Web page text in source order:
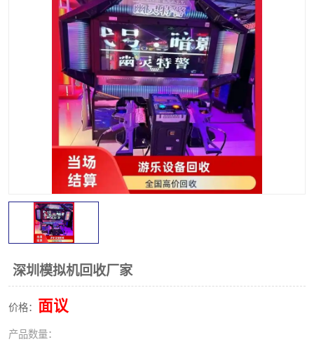
深圳模拟机回收厂家
价格： 面议
产品数量：
赛车回收 电玩城回收
模拟机回收 儿童机回收
游戏厅回收 *机回收